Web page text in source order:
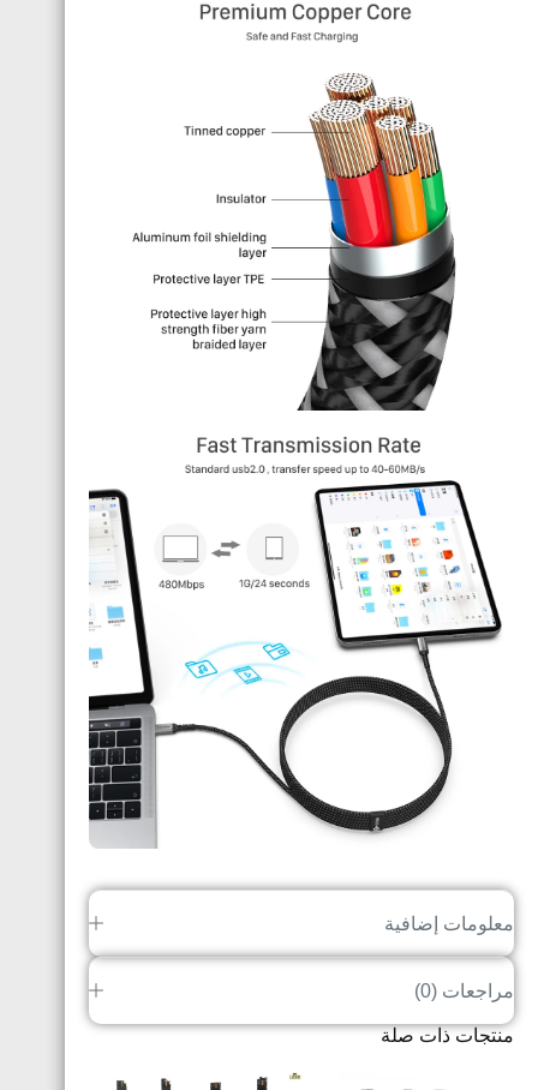
معلومات إضافية
مراجعات (0)
منتجات ذات صلة